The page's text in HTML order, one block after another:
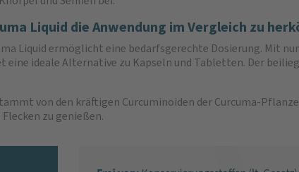
Liquid die Anwendung im Vergleich zu
Liquid ermöglicht eine bedarfsgerechte Dosierung. Mit
eine ideale Alternative zu Kapseln und Tabletten. Der
von den kräftigen Curcuminoiden der Curcuma-
zu genießen.